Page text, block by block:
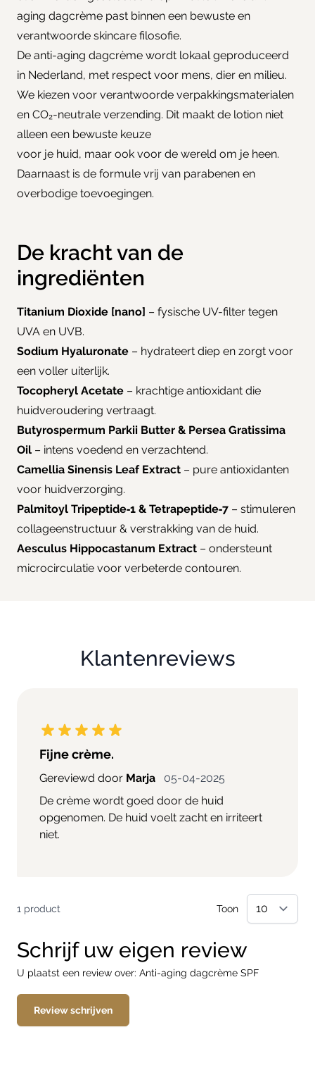
aging dagcrème past binnen een bewuste en
verantwoorde skincare filosofie.
De anti-aging dagcrème wordt lokaal geproduceerd
in Nederland, met respect voor mens, dier en milieu.
We kiezen voor verantwoorde verpakkingsmaterialen
en CO₂-neutrale verzending. Dit maakt de lotion niet
alleen een bewuste keuze
voor je huid, maar ook voor de wereld om je heen.
Daarnaast is de formule vrij van parabenen en
overbodige toevoegingen.
De kracht van de
ingrediënten
Titanium Dioxide [nano] – fysische UV-filter tegen
UVA en UVB.
Sodium Hyaluronate – hydrateert diep en zorgt voor
een voller uiterlijk.
Tocopheryl Acetate – krachtige antioxidant die
huidveroudering vertraagt.
Butyrospermum Parkii Butter & Persea Gratissima
Oil – intens voedend en verzachtend.
Camellia Sinensis Leaf Extract – pure antioxidanten
voor huidverzorging.
Palmitoyl Tripeptide‑1 & Tetrapeptide‑7 – stimuleren
collageenstructuur & verstrakking van de huid.
Aesculus Hippocastanum Extract – ondersteunt
microcirculatie voor verbeterde contouren.
Klantenreviews
Fijne crème.
Gereviewd door Marja 5 april 2025
05-04-2025
De crème wordt goed door de huid
opgenomen. De huid voelt zacht en irriteert
niet.
1 product Toon
Schrijf uw eigen review
U plaatst een review over: Anti-aging dagcrème SPF
Review schrijven